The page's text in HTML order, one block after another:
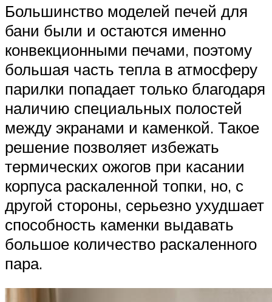
Большинство моделей печей для
бани были и остаются именно
конвекционными печами, поэтому
большая часть тепла в атмосферу
парилки попадает только благодаря
наличию специальных полостей
между экранами и каменкой. Такое
решение позволяет избежать
термических ожогов при касании
корпуса раскаленной топки, но, с
другой стороны, серьезно ухудшает
способность каменки выдавать
большое количество раскаленного
пара.